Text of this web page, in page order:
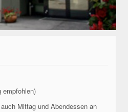
empfohlen)
Mittag und Abendessen an